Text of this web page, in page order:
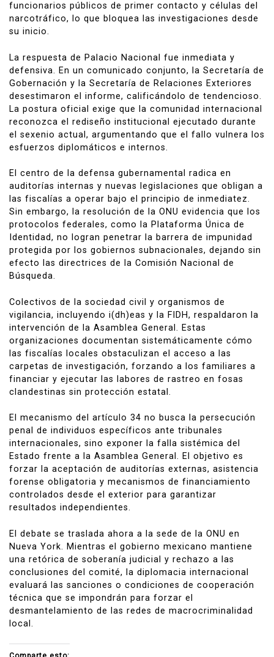
funcionarios públicos de primer contacto y células del
narcotráfico, lo que bloquea las investigaciones desde
su inicio.
La respuesta de Palacio Nacional fue inmediata y
defensiva. En un comunicado conjunto, la Secretaría de
Gobernación y la Secretaría de Relaciones Exteriores
desestimaron el informe, calificándolo de tendencioso.
La postura oficial exige que la comunidad internacional
reconozca el rediseño institucional ejecutado durante
el sexenio actual, argumentando que el fallo vulnera los
esfuerzos diplomáticos e internos.
El centro de la defensa gubernamental radica en
auditorías internas y nuevas legislaciones que obligan a
las fiscalías a operar bajo el principio de inmediatez.
Sin embargo, la resolución de la ONU evidencia que los
protocolos federales, como la Plataforma Única de
Identidad, no logran penetrar la barrera de impunidad
protegida por los gobiernos subnacionales, dejando sin
efecto las directrices de la Comisión Nacional de
Búsqueda.
Colectivos de la sociedad civil y organismos de
vigilancia, incluyendo i(dh)eas y la FIDH, respaldaron la
intervención de la Asamblea General. Estas
organizaciones documentan sistemáticamente cómo
las fiscalías locales obstaculizan el acceso a las
carpetas de investigación, forzando a los familiares a
financiar y ejecutar las labores de rastreo en fosas
clandestinas sin protección estatal.
El mecanismo del artículo 34 no busca la persecución
penal de individuos específicos ante tribunales
internacionales, sino exponer la falla sistémica del
Estado frente a la Asamblea General. El objetivo es
forzar la aceptación de auditorías externas, asistencia
forense obligatoria y mecanismos de financiamiento
controlados desde el exterior para garantizar
resultados independientes.
El debate se traslada ahora a la sede de la ONU en
Nueva York. Mientras el gobierno mexicano mantiene
una retórica de soberanía judicial y rechazo a las
conclusiones del comité, la diplomacia internacional
evaluará las sanciones o condiciones de cooperación
técnica que se impondrán para forzar el
desmantelamiento de las redes de macrocriminalidad
local.